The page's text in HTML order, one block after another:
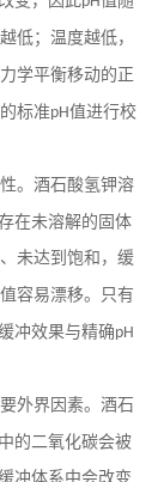
低；温度越低，
学平衡移动的正
标准pH值进行校
。酒石酸氢钾溶
在未溶解的固体
未达到饱和，缓
值容易漂移。只有
冲效果与精确pH
外界因素。酒石
的二氧化碳会被
冲体系中会改变